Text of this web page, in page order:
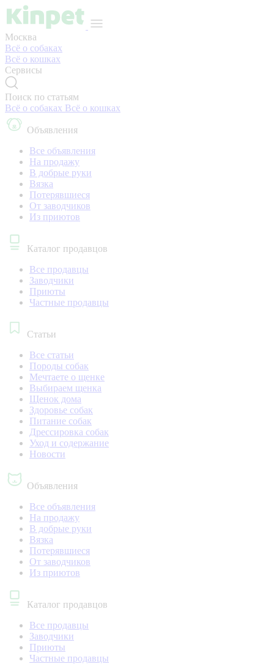
Москва
Всё о собаках
Всё о кошках
Сервисы
Поиск по статьям
Всё о собаках Всё о кошках
Объявления
Все объявления
На продажу
В добрые руки
Вязка
Потерявшиеся
От заводчиков
Из приютов
Каталог продавцов
Все продавцы
Заводчики
Приюты
Частные продавцы
Статьи
Все статьи
Породы собак
Мечтаете о щенке
Выбираем щенка
Щенок дома
Здоровье собак
Питание собак
Дрессировка собак
Уход и содержание
Новости
Объявления
Все объявления
На продажу
В добрые руки
Вязка
Потерявшиеся
От заводчиков
Из приютов
Каталог продавцов
Все продавцы
Заводчики
Приюты
Частные продавцы